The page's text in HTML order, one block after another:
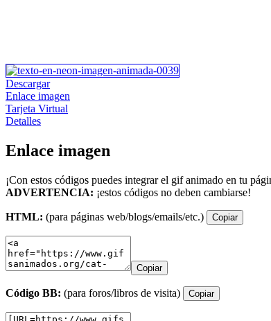
Descargar
Enlace imagen
Tarjeta Virtual
Detalles
Enlace imagen
¡Con estos códigos puedes integrar el gif animado en tu
ADVERTENCIA: ¡estos códigos no deben cambiarse!
HTML: (para páginas web/blogs/emails/etc.) Copiar
Copiar
Código BB: (para foros/libros de visita) Copiar